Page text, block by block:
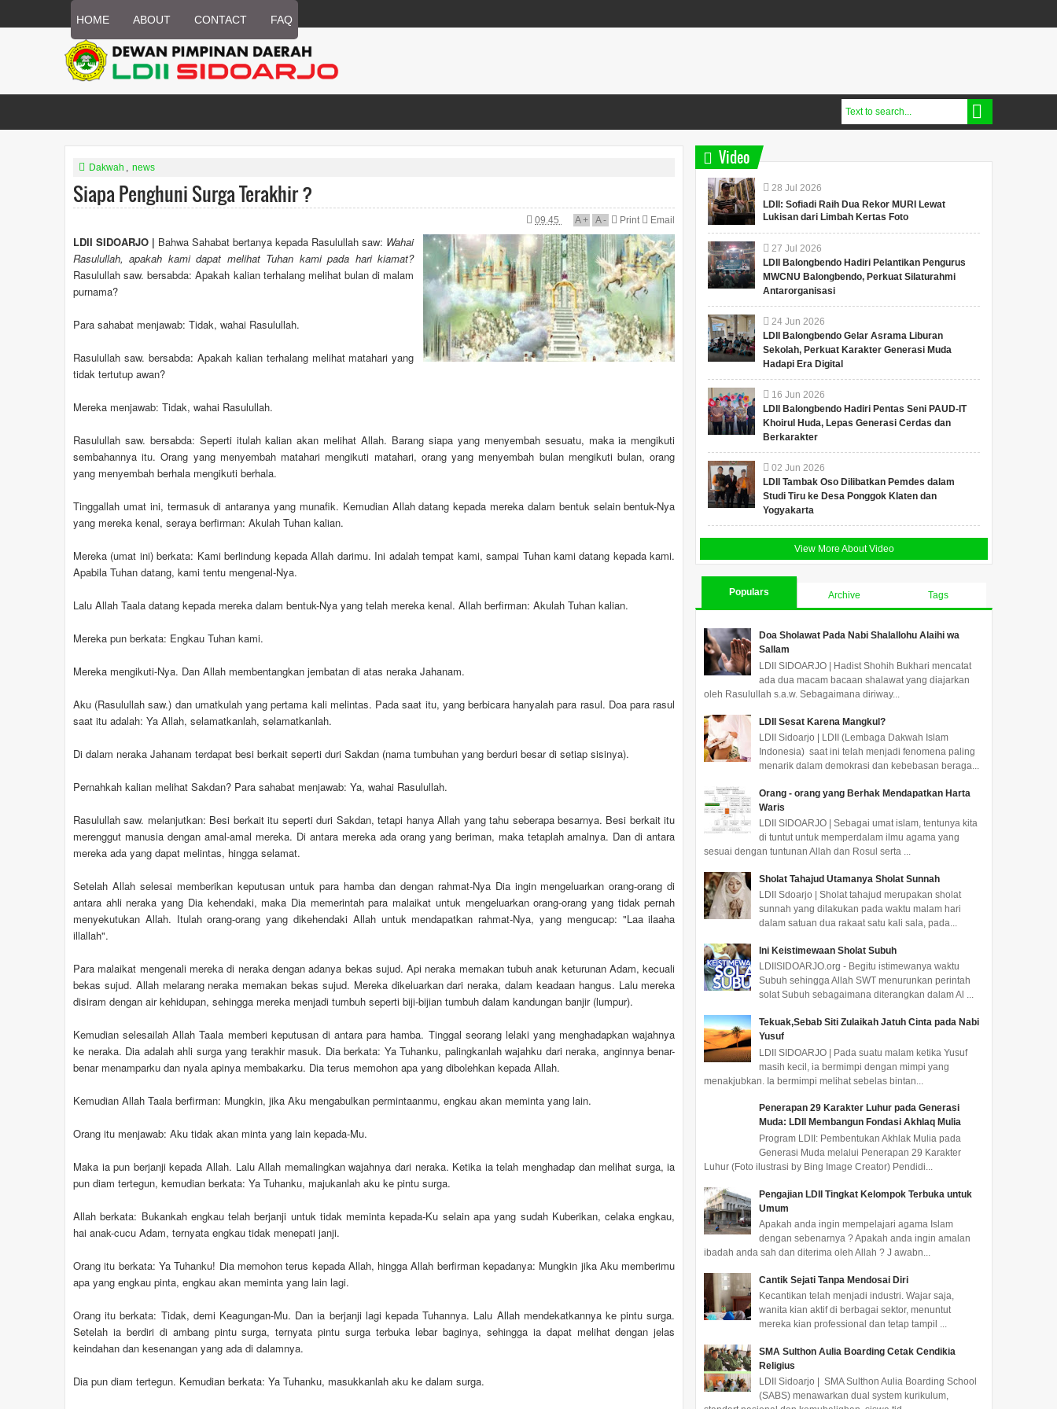
HOME ABOUT CONTACT FAQ
Dakwah , news
Siapa Penghuni Surga Terakhir ?
09.45 A+ A- Print Email
LDII SIDOARJO | Bahwa Sahabat bertanya kepada Rasulullah saw: Wahai
Rasulullah, apakah kami dapat melihat Tuhan kami pada hari kiamat?
Rasulullah saw. bersabda: Apakah kalian terhalang melihat bulan di malam
purnama?
Para sahabat menjawab: Tidak, wahai Rasulullah.
Rasulullah saw. bersabda: Apakah kalian terhalang melihat matahari yang
tidak tertutup awan?
Mereka menjawab: Tidak, wahai Rasulullah.
Rasulullah saw. bersabda: Seperti itulah kalian akan melihat Allah. Barang siapa yang menyembah sesuatu, maka ia mengikuti
sembahannya itu. Orang yang menyembah matahari mengikuti matahari, orang yang menyembah bulan mengikuti bulan, orang
yang menyembah berhala mengikuti berhala.
Tinggallah umat ini, termasuk di antaranya yang munafik. Kemudian Allah datang kepada mereka dalam bentuk selain bentuk-Nya
yang mereka kenal, seraya berfirman: Akulah Tuhan kalian.
Mereka (umat ini) berkata: Kami berlindung kepada Allah darimu. Ini adalah tempat kami, sampai Tuhan kami datang kepada kami.
Apabila Tuhan datang, kami tentu mengenal-Nya.
Lalu Allah Taala datang kepada mereka dalam bentuk-Nya yang telah mereka kenal. Allah berfirman: Akulah Tuhan kalian.
Mereka pun berkata: Engkau Tuhan kami.
Mereka mengikuti-Nya. Dan Allah membentangkan jembatan di atas neraka Jahanam.
Aku (Rasulullah saw.) dan umatkulah yang pertama kali melintas. Pada saat itu, yang berbicara hanyalah para rasul. Doa para rasul
saat itu adalah: Ya Allah, selamatkanlah, selamatkanlah.
Di dalam neraka Jahanam terdapat besi berkait seperti duri Sakdan (nama tumbuhan yang berduri besar di setiap sisinya).
Pernahkah kalian melihat Sakdan? Para sahabat menjawab: Ya, wahai Rasulullah.
Rasulullah saw. melanjutkan: Besi berkait itu seperti duri Sakdan, tetapi hanya Allah yang tahu seberapa besarnya. Besi berkait itu
merenggut manusia dengan amal-amal mereka. Di antara mereka ada orang yang beriman, maka tetaplah amalnya. Dan di antara
mereka ada yang dapat melintas, hingga selamat.
Setelah Allah selesai memberikan keputusan untuk para hamba dan dengan rahmat-Nya Dia ingin mengeluarkan orang-orang di
antara ahli neraka yang Dia kehendaki, maka Dia memerintah para malaikat untuk mengeluarkan orang-orang yang tidak pernah
menyekutukan Allah. Itulah orang-orang yang dikehendaki Allah untuk mendapatkan rahmat-Nya, yang mengucap: "Laa ilaaha
illallah".
Para malaikat mengenali mereka di neraka dengan adanya bekas sujud. Api neraka memakan tubuh anak keturunan Adam, kecuali
bekas sujud. Allah melarang neraka memakan bekas sujud. Mereka dikeluarkan dari neraka, dalam keadaan hangus. Lalu mereka
disiram dengan air kehidupan, sehingga mereka menjadi tumbuh seperti biji-bijian tumbuh dalam kandungan banjir (lumpur).
Kemudian selesailah Allah Taala memberi keputusan di antara para hamba. Tinggal seorang lelaki yang menghadapkan wajahnya
ke neraka. Dia adalah ahli surga yang terakhir masuk. Dia berkata: Ya Tuhanku, palingkanlah wajahku dari neraka, anginnya benar-
benar menamparku dan nyala apinya membakarku. Dia terus memohon apa yang dibolehkan kepada Allah.
Kemudian Allah Taala berfirman: Mungkin, jika Aku mengabulkan permintaanmu, engkau akan meminta yang lain.
Orang itu menjawab: Aku tidak akan minta yang lain kepada-Mu.
Maka ia pun berjanji kepada Allah. Lalu Allah memalingkan wajahnya dari neraka. Ketika ia telah menghadap dan melihat surga, ia
pun diam tertegun, kemudian berkata: Ya Tuhanku, majukanlah aku ke pintu surga.
Allah berkata: Bukankah engkau telah berjanji untuk tidak meminta kepada-Ku selain apa yang sudah Kuberikan, celaka engkau,
hai anak-cucu Adam, ternyata engkau tidak menepati janji.
Orang itu berkata: Ya Tuhanku! Dia memohon terus kepada Allah, hingga Allah berfirman kepadanya: Mungkin jika Aku memberimu
apa yang engkau pinta, engkau akan meminta yang lain lagi.
Orang itu berkata: Tidak, demi Keagungan-Mu. Dan ia berjanji lagi kepada Tuhannya. Lalu Allah mendekatkannya ke pintu surga.
Setelah ia berdiri di ambang pintu surga, ternyata pintu surga terbuka lebar baginya, sehingga ia dapat melihat dengan jelas
keindahan dan kesenangan yang ada di dalamnya.
Dia pun diam tertegun. Kemudian berkata: Ya Tuhanku, masukkanlah aku ke dalam surga.
Video
28 Jul 2026
LDII: Sofiadi Raih Dua Rekor MURI Lewat
Lukisan dari Limbah Kertas Foto
27 Jul 2026
LDII Balongbendo Hadiri Pelantikan Pengurus
MWCNU Balongbendo, Perkuat Silaturahmi
Antarorganisasi
24 Jun 2026
LDII Balongbendo Gelar Asrama Liburan
Sekolah, Perkuat Karakter Generasi Muda
Hadapi Era Digital
16 Jun 2026
LDII Balongbendo Hadiri Pentas Seni PAUD-IT
Khoirul Huda, Lepas Generasi Cerdas dan
Berkarakter
02 Jun 2026
LDII Tambak Oso Dilibatkan Pemdes dalam
Studi Tiru ke Desa Ponggok Klaten dan
Yogyakarta
View More About Video
Populars Archive Tags
Doa Sholawat Pada Nabi Shalallohu Alaihi wa
Sallam
LDII SIDOARJO | Hadist Shohih Bukhari mencatat
ada dua macam bacaan shalawat yang diajarkan
oleh Rasulullah s.a.w. Sebagaimana diriway...
LDII Sesat Karena Mangkul?
LDII Sidoarjo | LDII (Lembaga Dakwah Islam
Indonesia) saat ini telah menjadi fenomena paling
menarik dalam demokrasi dan kebebasan beraga...
Orang - orang yang Berhak Mendapatkan Harta
Waris
LDII SIDOARJO | Sebagai umat islam, tentunya kita
di tuntut untuk memperdalam ilmu agama yang
sesuai dengan tuntunan Allah dan Rosul serta ...
Sholat Tahajud Utamanya Sholat Sunnah
LDII Sdoarjo | Sholat tahajud merupakan sholat
sunnah yang dilakukan pada waktu malam hari
dalam satuan dua rakaat satu kali sala, pada...
Ini Keistimewaan Sholat Subuh
LDIISIDOARJO.org - Begitu istimewanya waktu
Subuh sehingga Allah SWT menurunkan perintah
solat Subuh sebagaimana diterangkan dalam Al ...
Tekuak,Sebab Siti Zulaikah Jatuh Cinta pada Nabi
Yusuf
LDII SIDOARJO | Pada suatu malam ketika Yusuf
masih kecil, ia bermimpi dengan mimpi yang
menakjubkan. Ia bermimpi melihat sebelas bintan...
Penerapan 29 Karakter Luhur pada Generasi
Muda: LDII Membangun Fondasi Akhlaq Mulia
Program LDII: Pembentukan Akhlak Mulia pada
Generasi Muda melalui Penerapan 29 Karakter
Luhur (Foto ilustrasi by Bing Image Creator) Pendidi...
Pengajian LDII Tingkat Kelompok Terbuka untuk
Umum
Apakah anda ingin mempelajari agama Islam
dengan sebenarnya ? Apakah anda ingin amalan
ibadah anda sah dan diterima oleh Allah ? J awabn...
Cantik Sejati Tanpa Mendosai Diri
Kecantikan telah menjadi industri. Wajar saja,
wanita kian aktif di berbagai sektor, menuntut
mereka kian professional dan tetap tampil ...
SMA Sulthon Aulia Boarding Cetak Cendikia
Religius
LDII Sidoarjo | SMA Sulthon Aulia Boarding School
(SABS) menawarkan dual system kurikulum,